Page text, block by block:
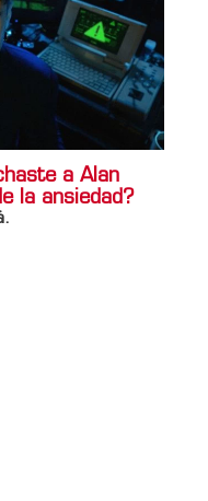
a Alan
la ansiedad?